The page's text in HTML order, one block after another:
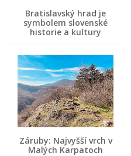
Bratislavský hrad je
symbolem slovenské
historie a kultury
Záruby: Najvyšší vrch v
Malých Karpatoch